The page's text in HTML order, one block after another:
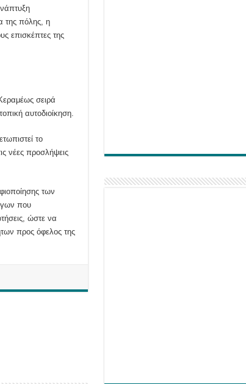
της πόλης, η
επισκέπτες της
σειρά
αυτοδιοίκηση.
το
νέες προσλήψεις
των
που
ώστε να
προς όφελος της